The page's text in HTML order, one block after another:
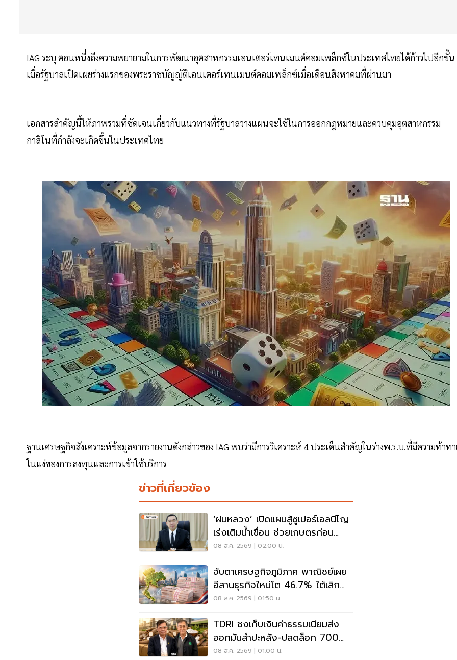
IAG ระบุ ตอนหนึ่งถึงความพยายามในการพัฒนาอุตสาหกรรมเอนเตอร์เทนเมนต์คอมเพล็กซ์ในประเทศไทยได้ก้าวไปอีกขั้น
เมื่อรัฐบาลเปิดเผยร่างแรกของพระราชบัญญัติเอนเตอร์เทนเมนต์คอมเพล็กซ์เมื่อเดือนสิงหาคมที่ผ่านมา
เอกสารสำคัญนี้ให้ภาพรวมที่ชัดเจนเกี่ยวกับแนวทางที่รัฐบาลวางแผนจะใช้ในการออกกฎหมายและควบคุมอุตสาหกรรม
กาสิโนที่กำลังจะเกิดขึ้นในประเทศไทย
ฐานเศรษฐกิจสังเคราะห์ข้อมูลจากรายงานดังกล่าวของ IAG พบว่ามีการวิเคราะห์ 4 ประเด็นสำคัญในร่างพ.ร.บ.ที่มีความท้าท
ในแง่ของการลงทุนและการเข้าใช้บริการ
ข่าวที่เกี่ยวข้อง
‘ฝนหลวง’ เปิดแผนสู้ซูเปอร์เอลนีโญ
เร่งเติมน้ำเขื่อน ช่วยเกษตรก่อน
วิกฤต
08 ส.ค. 2569 | 02:00 น.
จับตาเศรษฐกิจภูมิภาค พาณิชย์เผย
อีสานธุรกิจใหม่โต 46.7% ใต้เลิก
พุ่ง 69.5%
08 ส.ค. 2569 | 01:50 น.
TDRI ชงเก็บเงินค่าธรรมเนียมส่ง
ออกมันสำปะหลัง-ปลดล็อก 700
ล้าน กู้อุตสาหกรรม
08 ส.ค. 2569 | 01:00 น.